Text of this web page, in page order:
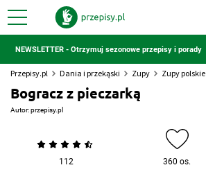
NEWSLETTER - Otrzymuj sezonowe przepisy i porady
Przepisy.pl Dania i przekąski Zupy Zupy polskie
Bogracz z pieczarką
Autor:przepisy.pl
112 360 os.